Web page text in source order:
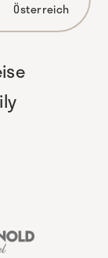
Österreich